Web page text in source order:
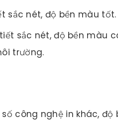
sắc nét, độ bền màu tốt.
sắc nét, độ bền màu
trường.
công nghệ in khác, độ